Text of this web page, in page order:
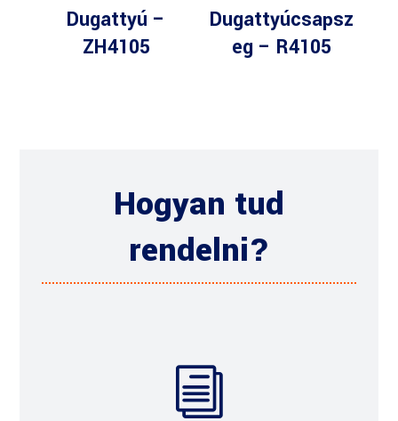
Dugattyú –
ZH4105
Dugattyúcsapsz
eg – R4105
Hogyan tud
rendelni?
i